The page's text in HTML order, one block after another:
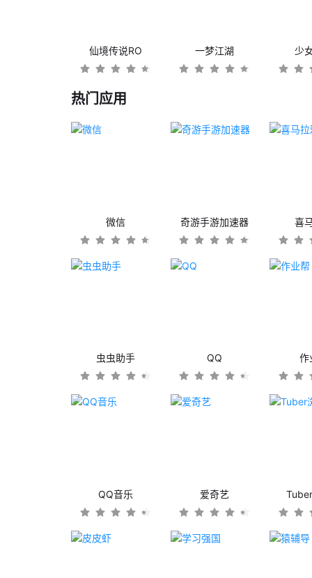
仙境传说RO 一梦江湖 少
热门应用
微信 奇游手游加速器 喜
虫虫助手 QQ 作
QQ音乐 爱奇艺